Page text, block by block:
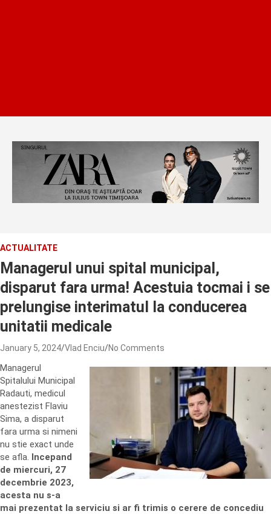
ACTUALITATE
Managerul unui spital municipal,
disparut fara urma! Acestuia tocmai i se
prelungise interimatul la conducerea
unitatii medicale
January 5, 2024 Vlad Enciu No Comments
Managerul
Spitalului Municipal
Radauti, medicul
anestezist Flaviu
Sima, a disparut
fara urma si nimeni
nu stie exact unde
se afla. Incepand
de miercuri, 27
decembrie 2023,
acesta nu s-a
mai prezentat la serviciu si ar fi trimis o cerere de concediu